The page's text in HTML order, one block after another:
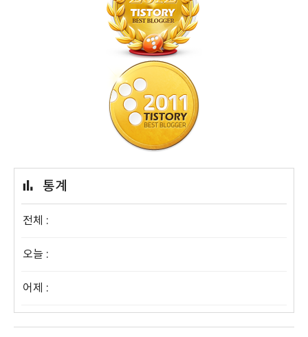
통계
전체 :
오늘 :
어제 :